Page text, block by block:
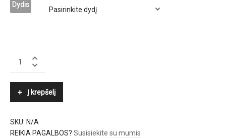
Dydis
quantity
Į krepšelį
SKU: N/A
REIKIA PAGALBOS? Susisiekite su mumis